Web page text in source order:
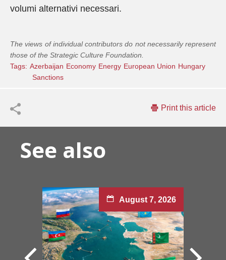
volumi alternativi necessari.
The views of individual contributors do not necessarily represent
those of the Strategic Culture Foundation.
Tags: Azerbaijan Economy Energy European Union Hungary
Sanctions
Print this article
See also
August 7, 2026